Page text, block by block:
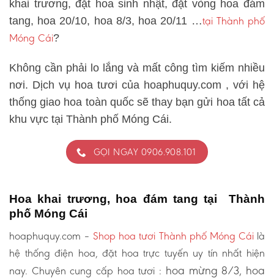
khai trương, đặt hoa sinh nhật, đặt vòng hoa đám
tang, hoa 20/10, hoa 8/3, hoa 20/11 …tại Thành phố
Móng Cái?
Không cần phải lo lắng và mất công tìm kiếm nhiều
nơi. Dịch vụ hoa tươi của hoaphuquy.com , với hệ
thống giao hoa toàn quốc sẽ thay bạn gửi hoa tất cả
khu vực tại Thành phố Móng Cái.
GỌI NGAY 0906.908.101
Hoa khai trương, hoa đám tang tại Thành
phố Móng Cái
hoaphuquy.com – Shop hoa tươi Thành phố Móng Cáilà
hệ thống điện hoa, đặt hoa trực tuyến uy tín nhất hiện
nay. Chuyên cung cấp hoa tươi : hoa mừng 8/3, hoa